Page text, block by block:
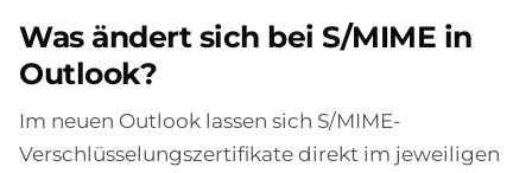
Was ändert sich bei S/MIME in
Outlook?
Im neuen Outlook lassen sich S/MIME-
Verschlüsselungszertifikate direkt im jeweiligen